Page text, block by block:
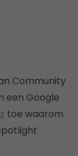
Community
een Google
toe waarom